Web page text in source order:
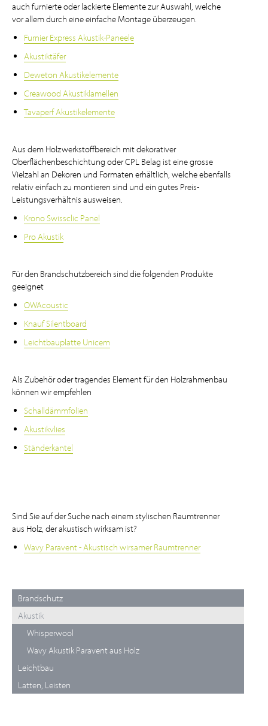
auch furnierte oder lackierte Elemente zur Auswahl, welche
vor allem durch eine einfache Montage überzeugen.
Furnier Express Akustik-Paneele
Akustiktäfer
Deweton Akustikelemente
Creawood Akustiklamellen
Tavaperf Akustikelemente
Aus dem Holzwerkstoffbereich mit dekorativer
Oberflächenbeschichtung oder CPL Belag ist eine grosse
Vielzahl an Dekoren und Formaten erhältlich, welche ebenfalls
relativ einfach zu montieren sind und ein gutes Preis-
Leistungsverhältnis ausweisen.
Krono Swissclic Panel
Pro Akustik
Für den Brandschutzbereich sind die folgenden Produkte
geeignet
OWAcoustic
Knauf Silentboard
Leichtbauplatte Unicem
Als Zubehör oder tragendes Element für den Holzrahmenbau
können wir empfehlen
Schalldämmfolien
Akustikvlies
Ständerkantel
Sind Sie auf der Suche nach einem stylischen Raumtrenner
aus Holz, der akustisch wirksam ist?
Wavy Paravent - Akustisch wirsamer Raumtrenner
Brandschutz
Akustik
Whisperwool
Wavy Akustik Paravent aus Holz
Leichtbau
Latten, Leisten